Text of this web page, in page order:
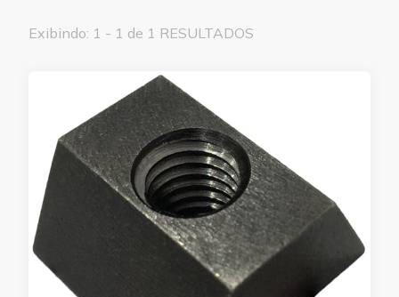
Exibindo: 1 - 1 de 1 RESULTADOS